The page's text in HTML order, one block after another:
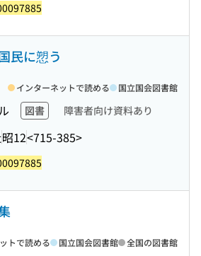
民に愬う
図書 障害者向け資料あり
昭12<715-385>
インターネットで読める 国立国会図書館
トで読める 国立国会図書館 全国の図書館